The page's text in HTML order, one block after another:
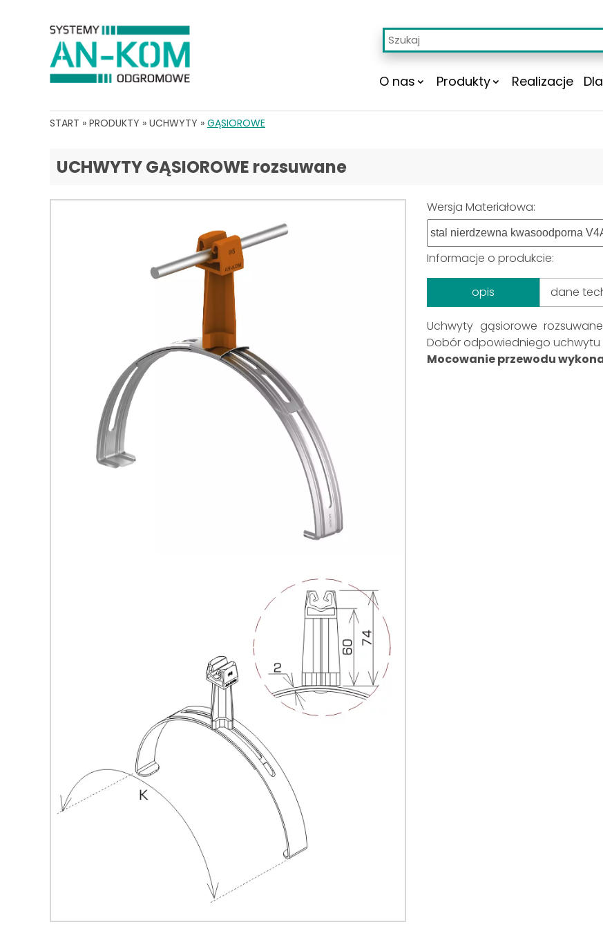
O nas Produkty Realizacje
START » PRODUKTY » UCHWYTY » GĄSIOROWE
UCHWYTY GĄSIOROWE rozsuwane
Wersja Materiałowa:
Informacje o produkcie:
opis dane
Uchwyty gąsiorowe
Dobór odpowiedniego uchwytu
Mocowanie przewodu